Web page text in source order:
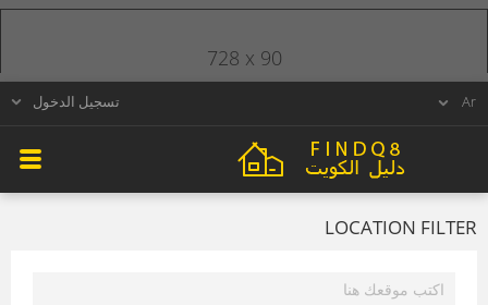
تسجيل الدخول
LOCATION FILTER
728 x 90